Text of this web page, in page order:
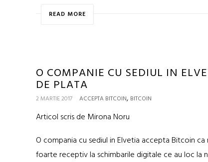
READ MORE
O COMPANIE CU SEDIUL IN
DE PLATA
2 MARTIE 2017 ACCEPTA BITCOIN, BITCOIN
Articol scris de Mirona Noru
O compania cu sediul in Elvetia accepta Bitcoin
foarte receptiv la schimbarile digitale ce au loc la